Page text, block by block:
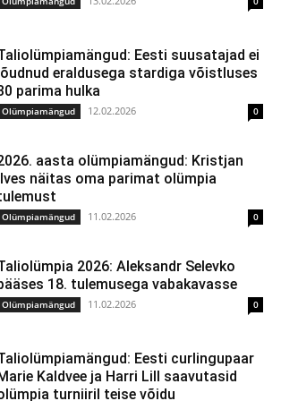
Eesti suusatajad ei
eraldusega stardiga võistluses
parima hulka
Olümpiamängud 12.02.2026 0
aasta olümpiamängud: Kristjan
näitas oma parimat olümpia
Olümpiamängud 11.02.2026 0
2026: Aleksandr Selevko
18. tulemusega vabakavasse
Olümpiamängud 11.02.2026 0
Eesti curlingupaar
Kaldvee ja Harri Lill saavutasid
turniiril teise võidu